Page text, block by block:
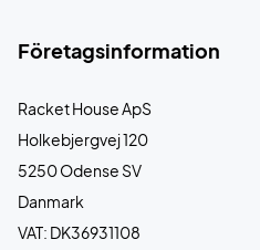
Företagsinformation
Racket House ApS
Holkebjergvej 120
5250 Odense SV
Danmark
VAT: DK36931108